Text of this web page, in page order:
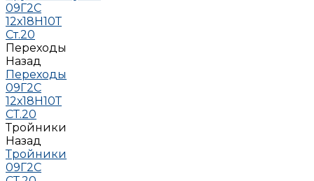
09Г2С
12х18Н10Т
Ст.20
Переходы
Назад
Переходы
09Г2С
12х18Н10Т
СТ.20
Тройники
Назад
Тройники
09Г2С